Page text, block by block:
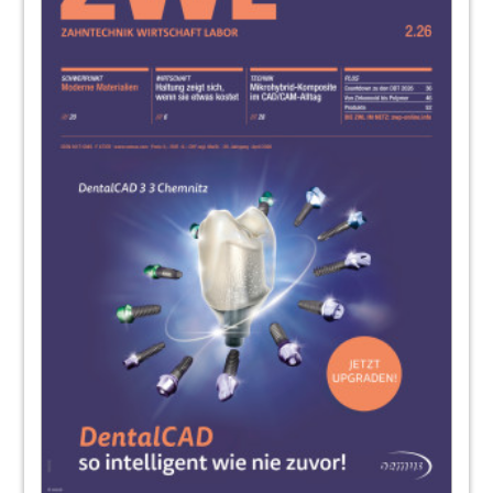
40Fokus: Firmennews
Redaktion
44Implantologie und Keramik: Scientific
Meeting 2011
Oemus Media AG
Meisterschule Ronneburg
Veranstaltungen: Helden für einen Tag
Georg Isbaner
Innovation braucht Tradition
Redaktion